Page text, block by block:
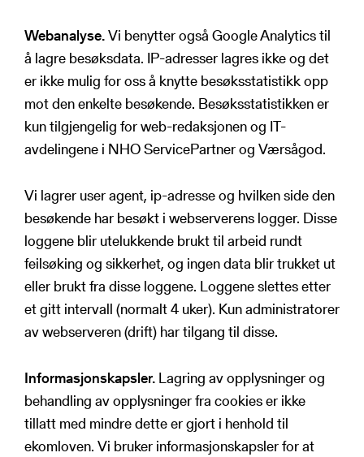
Nettside:
https://www.datatilsynet.no/
E-post:
postkasse@datatilsynet.no
Telefon:+47 22 39 69 00
0034 Oslo, Norge
Webanalyse.Vi benytter også Google Analytics til
å lagre besøksdata. IP-adresser lagres ikke og det
er ikke mulig for oss å knytte besøksstatistikk opp
mot den enkelte besøkende. Besøksstatistikken er
kun tilgjengelig for web-redaksjonen og IT-
avdelingene i NHO ServicePartner og Værsågod.
Vi lagrer user agent, ip-adresse og hvilken side den
besøkende har besøkt i webserverens logger. Disse
loggene blir utelukkende brukt til arbeid rundt
feilsøking og sikkerhet, og ingen data blir trukket ut
eller brukt fra disse loggene. Loggene slettes etter
et gitt intervall (normalt 4 uker). Kun administratorer
av webserveren (drift) har tilgang til disse.
Informasjonskapsler. Lagring av opplysninger og
behandling av opplysninger fra cookies er ikke
tillatt med mindre dette er gjort i henhold til
ekomloven. Vi bruker informasjonskapsler for at